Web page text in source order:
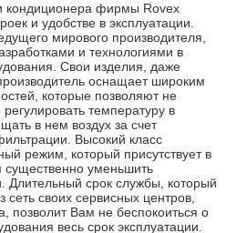
кондиционера фирмы Rovex
и удобстве в эксплуатации.
мирового производителя,
и технологиями в
Свои изделия, даже
оснащает широким
которые позволяют не
температуру в
в нем воздух за счет
Высокий класс
режим, который присутствует в
существенно уменьшить
Длительный срок службы, который
сеть своих сервисных центров,
позволит Вам не беспокоиться о
весь срок эксплуатации.